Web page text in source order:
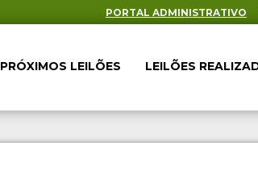
PORTAL ADMINISTRATIVO
PRÓXIMOS LEILÕES LEILÕES